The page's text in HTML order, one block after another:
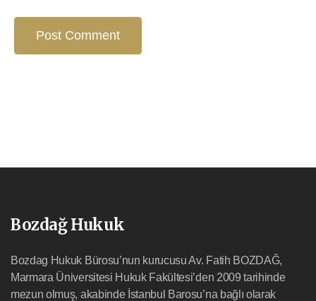
Bozdağ Hukuk
Bozdag Hukuk Bürosu’nun kurucusu Av. Fatih BOZDAĞ,
Marmara Üniversitesi Hukuk Fakültesi’den 2009 tarihinde
mezun olmuş, akabinde İstanbul Barosu’na bağlı olarak